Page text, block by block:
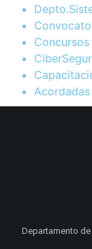
Concursos
Acordadas
Departamento